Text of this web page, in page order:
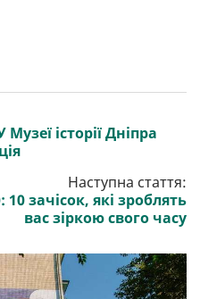
історії Дніпра
Наступна стаття:
зачісок, які зроблять
вас зіркою свого часу